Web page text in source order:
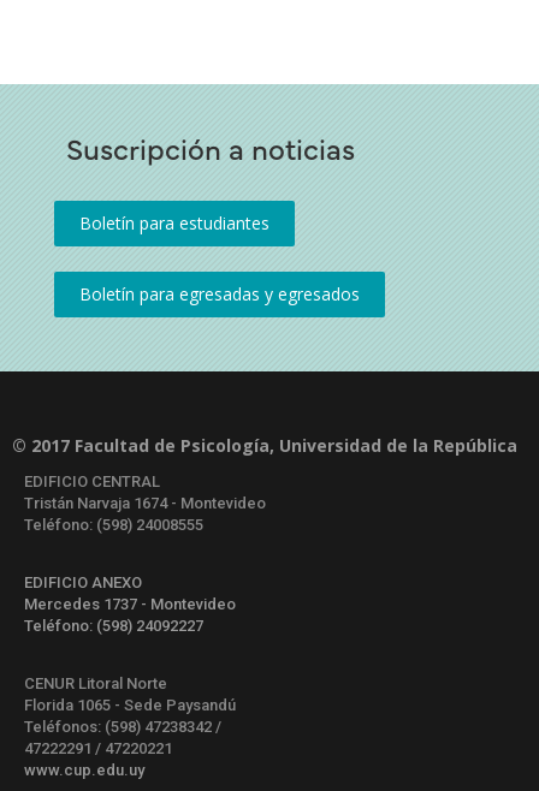
Suscripción a noticias
© 2017 Facultad de Psicología, Universidad de la República
EDIFICIO CENTRAL
Tristán Narvaja 1674 - Montevideo
Teléfono: (598) 24008555
EDIFICIO ANEXO
Mercedes 1737 - Montevideo
Teléfono: (598) 24092227
CENUR Litoral Norte
Florida 1065 - Sede Paysandú
Teléfonos: (598) 47238342 /
47222291 / 47220221
www.cup.edu.uy